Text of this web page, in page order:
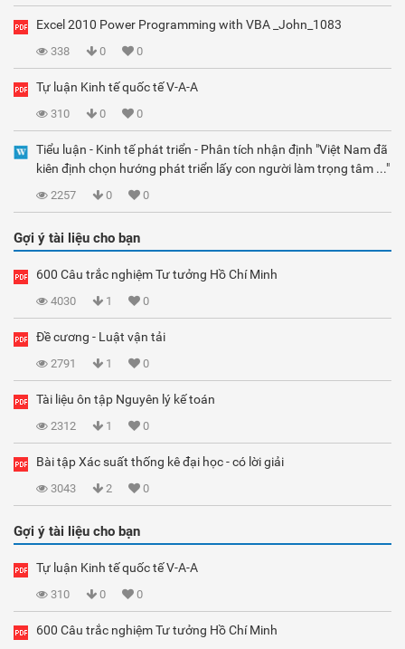
Excel 2010 Power Programming with VBA _John_1083
338 0 0
Tự luận Kinh tế quốc tế V-A-A
310 0 0
Tiểu luận - Kinh tế phát triển - Phân tích nhận định "Việt Nam đã
kiên định chọn hướng phát triển lấy con người làm trọng tâm ..."
2257 0 0
Gợi ý tài liệu cho bạn
600 Câu trắc nghiệm Tư tưởng Hồ Chí Minh
4030 1 0
Đề cương - Luật vận tải
2791 1 0
Tài liệu ôn tập Nguyên lý kế toán
2312 1 0
Bài tập Xác suất thống kê đại học - có lời giải
3043 2 0
Gợi ý tài liệu cho bạn
Tự luận Kinh tế quốc tế V-A-A
310 0 0
600 Câu trắc nghiệm Tư tưởng Hồ Chí Minh